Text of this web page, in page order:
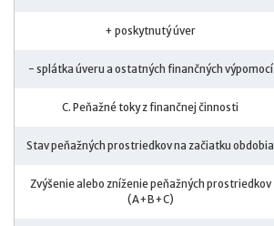
+ poskytnutý úver
- splátka úveru a ostatných finančných výpomocí
C. Peňažné toky z finančnej činnosti
Stav peňažných prostriedkov na začiatku obdobia
Zvýšenie alebo zníženie peňažných prostriedkov
(A+B+C)